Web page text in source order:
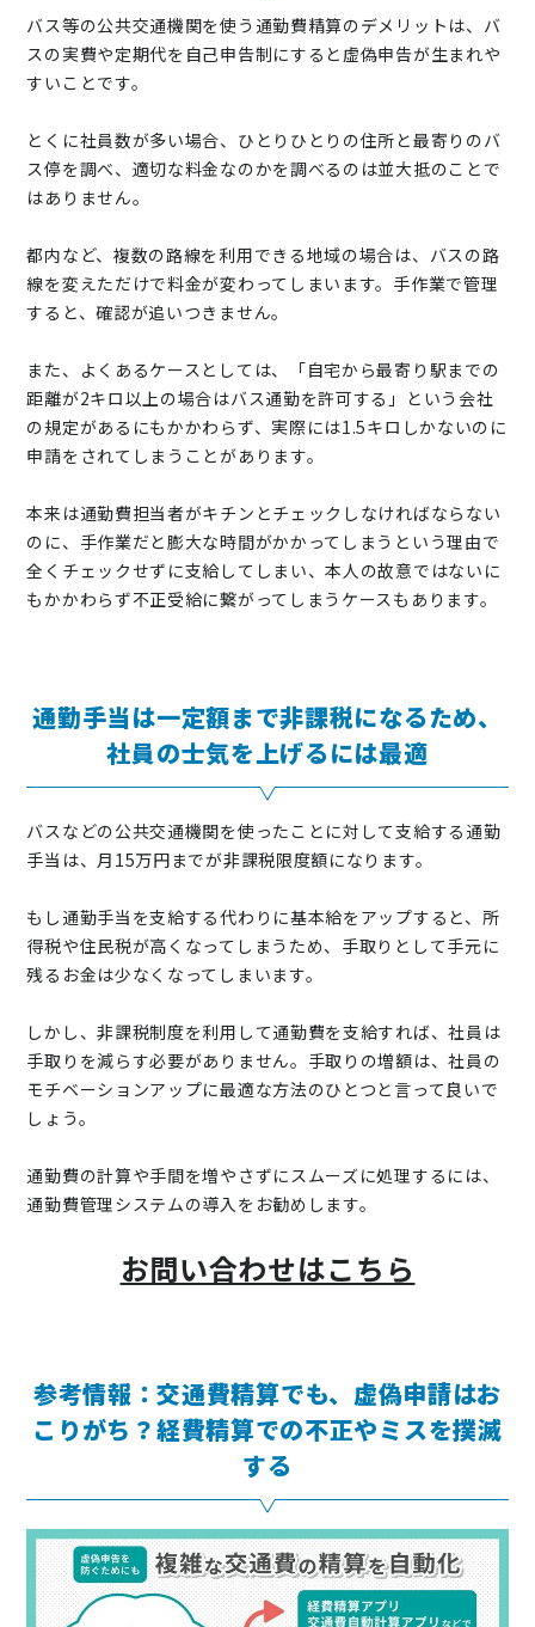
バス等の公共交通機関を使う通勤費精算のデメリットは、バ
スの実費や定期代を自己申告制にすると虚偽申告が生まれや
すいことです。
とくに社員数が多い場合、ひとりひとりの住所と最寄りのバ
ス停を調べ、適切な料金なのかを調べるのは並大抵のことで
はありません。
都内など、複数の路線を利用できる地域の場合は、バスの路
線を変えただけで料金が変わってしまいます。手作業で管理
すると、確認が追いつきません。
また、よくあるケースとしては、「自宅から最寄り駅までの
距離が2キロ以上の場合はバス通勤を許可する」という会社
の規定があるにもかかわらず、実際には1.5キロしかないのに
申請をされてしまうことがあります。
本来は通勤費担当者がキチンとチェックしなければならない
のに、手作業だと膨大な時間がかかってしまうという理由で
全くチェックせずに支給してしまい、本人の故意ではないに
もかかわらず不正受給に繋がってしまうケースもあります。
通勤手当は一定額まで非課税になるため、
社員の士気を上げるには最適
バスなどの公共交通機関を使ったことに対して支給する通勤
手当は、月15万円までが非課税限度額になります。
もし通勤手当を支給する代わりに基本給をアップすると、所
得税や住民税が高くなってしまうため、手取りとして手元に
残るお金は少なくなってしまいます。
しかし、非課税制度を利用して通勤費を支給すれば、社員は
手取りを減らす必要がありません。手取りの増額は、社員の
モチベーションアップに最適な方法のひとつと言って良いで
しょう。
通勤費の計算や手間を増やさずにスムーズに処理するには、
通勤費管理システムの導入をお勧めします。
お問い合わせはこちら
参考情報：交通費精算でも、虚偽申請はお
こりがち？経費精算での不正やミスを撲滅
する